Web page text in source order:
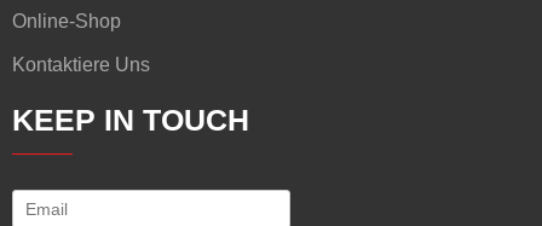
Online-Shop
Kontaktiere Uns
KEEP IN TOUCH